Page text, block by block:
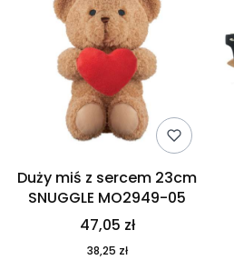
Duży miś z sercem 23cm
SNUGGLE MO2949-05
47,05 zł
38,25 zł